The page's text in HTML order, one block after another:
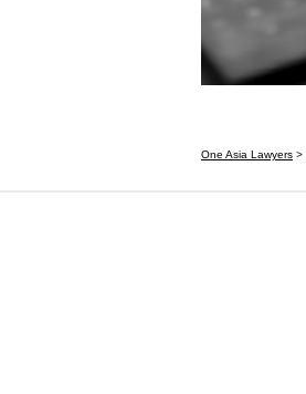
One Asia Lawyers >